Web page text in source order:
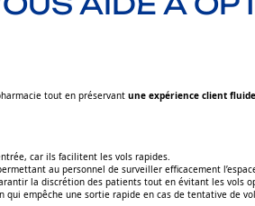
tout en préservant une expérience client
car ils facilitent les vols rapides.
au personnel de surveiller efficacement
la discrétion des patients tout en évitant les vols
empêche une sortie rapide en cas de tentative de